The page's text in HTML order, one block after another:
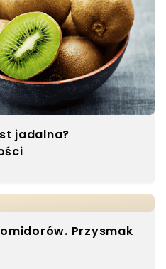
jadalna?
Przysmak